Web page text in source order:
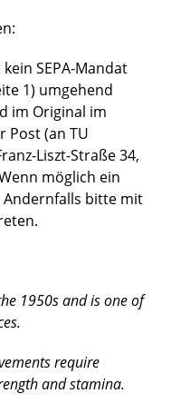
SEPA-Mandat
1) umgehend
im Original im
Post (an TU
Liszt-Straße 34,
möglich ein
Andernfalls bitte mit
1950s and is one of
require
and stamina.